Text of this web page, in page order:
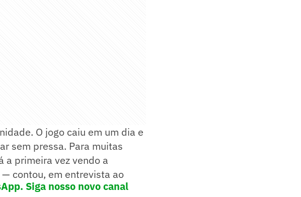
O jogo caiu em um dia e
sem pressa. Para muitas
a primeira vez vendo a
contou, em entrevista ao
Siga nosso novo canal